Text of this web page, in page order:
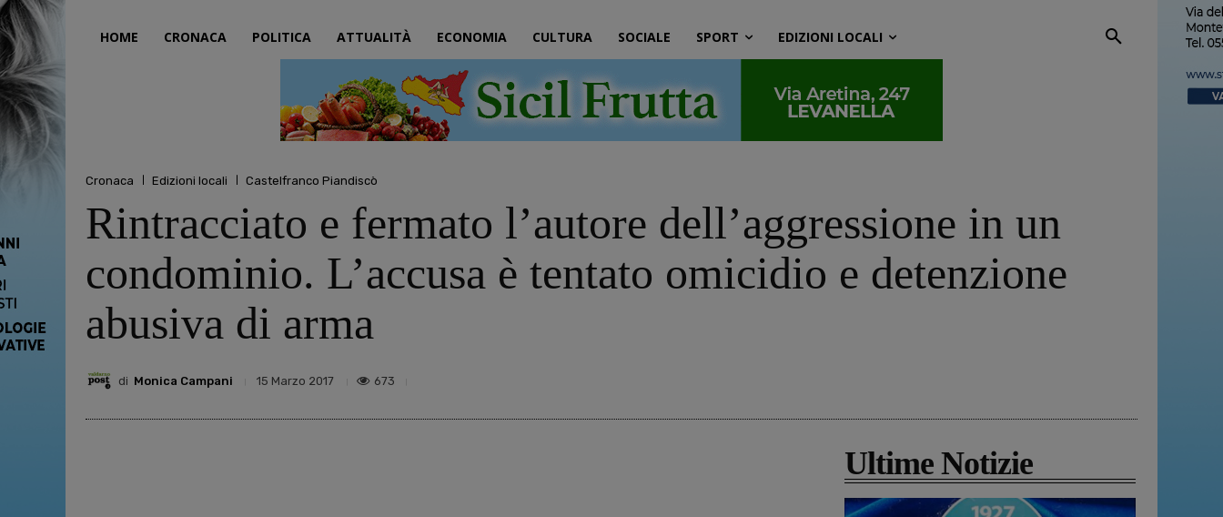
HOME CRONACA POLITICA ATTUALITÀ ECONOMIA CULTURA SOCIALE SPORT EDIZIONI LOCALI
Cronaca Edizioni locali Castelfranco Piandiscò
Rintracciato e fermato l’autore dell’aggressione in un
condominio. L’accusa è tentato omicidio e detenzione
abusiva di arma
di Monica Campani 15 Marzo 2017 673
Ultime Notizie